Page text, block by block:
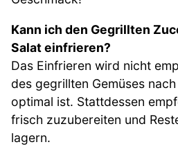
Kann ich den Gegrillten
Salat einfrieren?
Das Einfrieren wird nicht
des gegrillten Gemüses
optimal ist. Stattdessen
frisch zuzubereiten und
lagern.